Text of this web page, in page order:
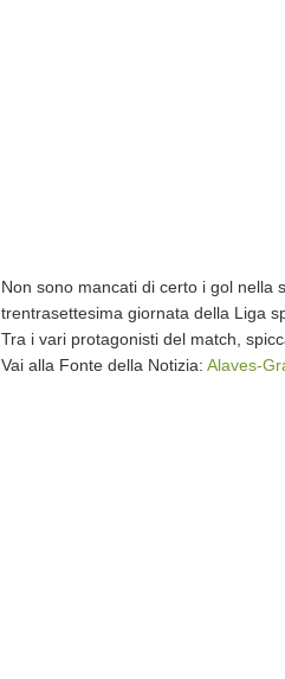
Non sono mancati di certo i gol nella
trentrasettesima giornata della Liga
Tra i vari protagonisti del match,
Vai alla Fonte della Notizia: Alaves-